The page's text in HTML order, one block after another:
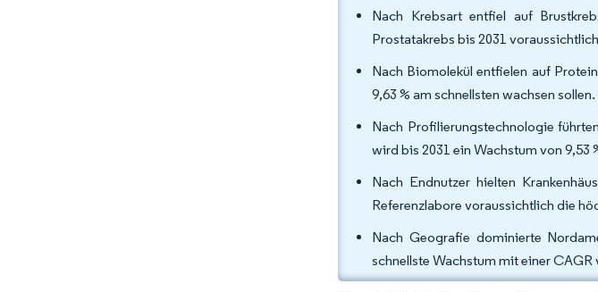
Nach Krebsart entfiel auf
Prostatakrebs bis 2031
Nach Biomolekül entfielen auf
9,63 % am schnellsten wachsen sollen.
Nach Profilierungstechnologie
wird bis 2031 ein Wachstum von 9,53
Nach Endnutzer hielten
Referenzlabore voraussichtlich die
Nach Geografie dominierte
schnellste Wachstum mit einer